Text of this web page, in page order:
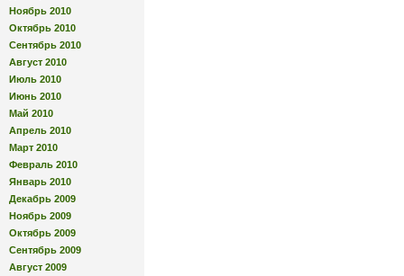
Ноябрь 2010
Октябрь 2010
Сентябрь 2010
Август 2010
Июль 2010
Июнь 2010
Май 2010
Апрель 2010
Март 2010
Февраль 2010
Январь 2010
Декабрь 2009
Ноябрь 2009
Октябрь 2009
Сентябрь 2009
Август 2009